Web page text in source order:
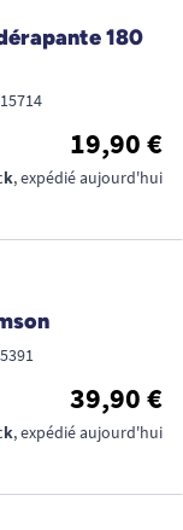
180
19,90 €
, expédié aujourd'hui
39,90 €
, expédié aujourd'hui